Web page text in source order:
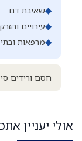
◆שאיבת דם
◆עירויים
◆מרפאות
חסם ורידים
אולי יעניין